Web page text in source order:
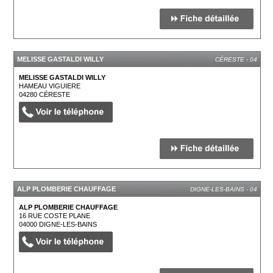
MELISSE GASTALDI WILLY CÉRESTE - 04
MELISSE GASTALDI WILLY
HAMEAU VIGUIERE
04280CÉRESTE
ALP PLOMBERIE CHAUFFAGE DIGNE-LES-BAINS - 04
ALP PLOMBERIE CHAUFFAGE
16 RUE COSTE PLANE
04000DIGNE-LES-BAINS